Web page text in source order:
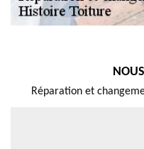
Réparation et